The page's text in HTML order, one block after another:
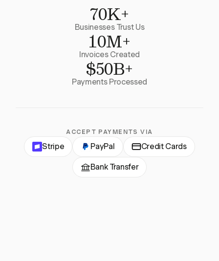
70K+
Businesses Trust Us
10M+
Invoices Created
$50B+
Payments Processed
ACCEPT PAYMENTS VIA
Stripe PayPal Credit Cards
Bank Transfer